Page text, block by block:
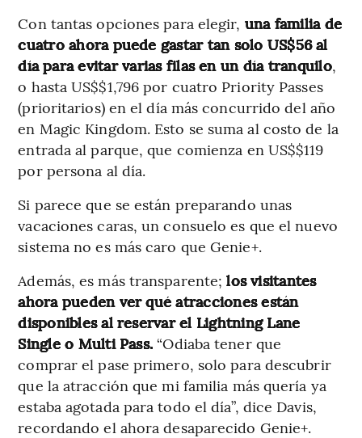
Con tantas opciones para elegir, una familia de
cuatro ahora puede gastar tan solo US$56 al
día para evitar varias filas en un día tranquilo,
o hasta US$$1,796 por cuatro Priority Passes
(prioritarios) en el día más concurrido del año
en Magic Kingdom. Esto se suma al costo de la
entrada al parque, que comienza en US$$119
por persona al día.
Si parece que se están preparando unas
vacaciones caras, un consuelo es que el nuevo
sistema no es más caro que Genie+.
Además, es más transparente;los visitantes
ahora pueden ver qué atracciones están
disponibles al reservar el Lightning Lane
Single o Multi Pass. “Odiaba tener que
comprar el pase primero, solo para descubrir
que la atracción que mi familia más quería ya
estaba agotada para todo el día”, dice Davis,
recordando el ahora desaparecido Genie+.